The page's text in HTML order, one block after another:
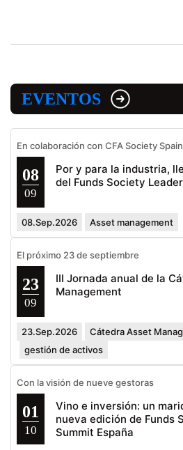
EVENTOS
En colaboración con CFA Society Spain
08
09
Por y para la industria,
del Funds Society
08.Sep.2026 Asset management
El próximo 23 de septiembre
23
09
III Jornada anual de la
Management
23.Sep.2026
Cátedra Asset
gestión de activos
Con la visión de nueve gestoras
01
10
Vino e inversión: un
nueva edición de Funds
Summit España